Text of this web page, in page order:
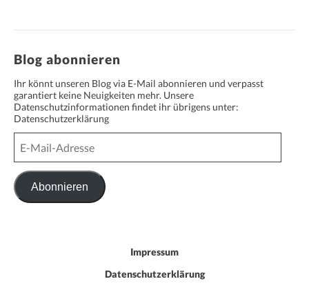
Blog abonnieren
Ihr könnt unseren Blog via E-Mail abonnieren und verpasst
garantiert keine Neuigkeiten mehr. Unsere
Datenschutzinformationen findet ihr übrigens unter:
Datenschutzerklärung
Mail-
Adresse
Abonnieren
Impressum
Datenschutzerklärung